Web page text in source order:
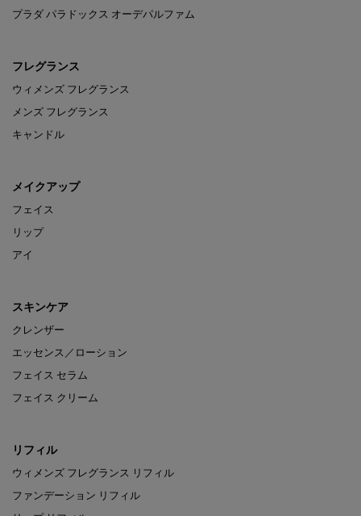
プラダ パラドックス オーデパルファム
フレグランス
ウィメンズ フレグランス
メンズ フレグランス
キャンドル
メイクアップ
フェイス
リップ
アイ
スキンケア
クレンザー
エッセンス／ローション
フェイス セラム
フェイス クリーム
リフィル
ウィメンズ フレグランス リフィル
ファンデーション リフィル